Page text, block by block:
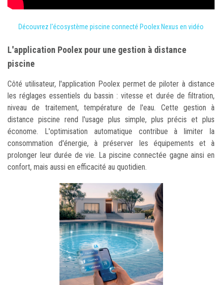
Découvrez l'écosystème piscine connecté Poolex Nexus en vidéo
L'application Poolex pour une gestion à distance
piscine
Côté utilisateur, l'application Poolex permet de piloter à distance
les réglages essentiels du bassin : vitesse et durée de filtration,
niveau de traitement, température de l'eau. Cette gestion à
distance piscine rend l'usage plus simple, plus précis et plus
économe. L'optimisation automatique contribue à limiter la
consommation d'énergie, à préserver les équipements et à
prolonger leur durée de vie. La piscine connectée gagne ainsi en
confort, mais aussi en efficacité au quotidien.